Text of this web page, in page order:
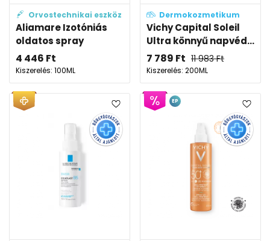
Orvostechnikai eszköz
Aliamare Izotóniás
oldatos spray
4 446 Ft
Kiszerelés: 100ML
Dermokozmetikum
Vichy Capital Soleil
Ultra könnyű napvéd...
7 789 Ft 11 983Ft
Kiszerelés: 200ML
EP